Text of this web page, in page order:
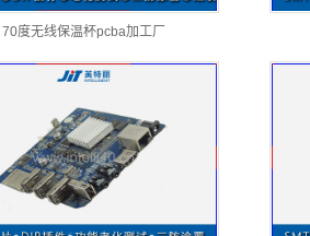
70度无线保温杯pcba加工厂